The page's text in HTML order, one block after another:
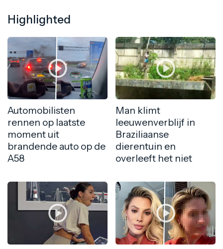
Highlighted
Automobilisten
rennen op laatste
moment uit
brandende auto op de
A58
Man klimt
leeuwenverblijf in
Braziliaanse
dierentuin en
overleeft het niet